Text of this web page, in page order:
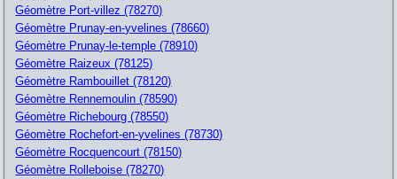
Géomètre Port-villez (78270)
Géomètre Prunay-en-yvelines (78660)
Géomètre Prunay-le-temple (78910)
Géomètre Raizeux (78125)
Géomètre Rambouillet (78120)
Géomètre Rennemoulin (78590)
Géomètre Richebourg (78550)
Géomètre Rochefort-en-yvelines (78730)
Géomètre Rocquencourt (78150)
Géomètre Rolleboise (78270)